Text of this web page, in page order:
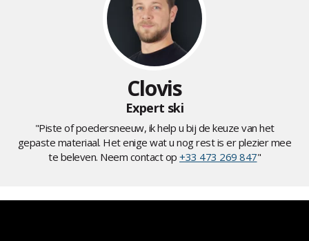
Clovis
Expert ski
"Piste of poedersneeuw, ik help u bij de keuze van het
gepaste materiaal. Het enige wat u nog rest is er plezier mee
te beleven. Neem contact op +33 473 269 847"